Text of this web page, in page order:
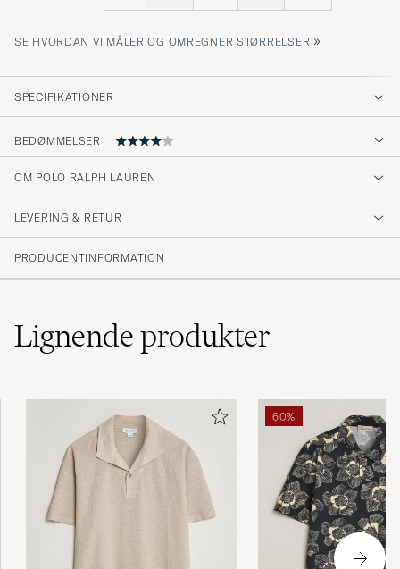
SE HVORDAN VI MÅLER OG OMREGNER STØRRELSER »
SPECIFIKATIONER
BEDØMMELSER
Snygg bra kvalitet och skön
STEN-ERIK Ä
OM POLO RALPH LAUREN
LEVERING & RETUR
PRODUCENTINFORMATION
Lignendeprodukter
60%